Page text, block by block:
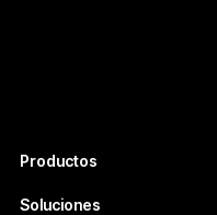
Productos
Soluciones